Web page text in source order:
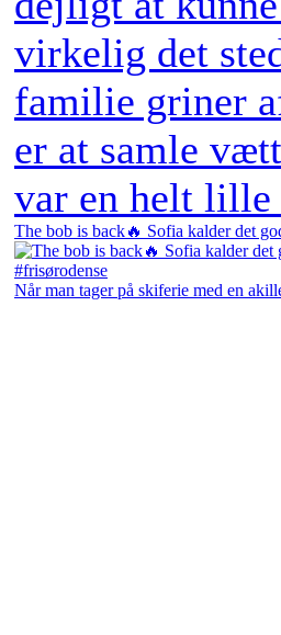
The bob is back🔥 Sofia kalder det
Når man tager på skiferie med en